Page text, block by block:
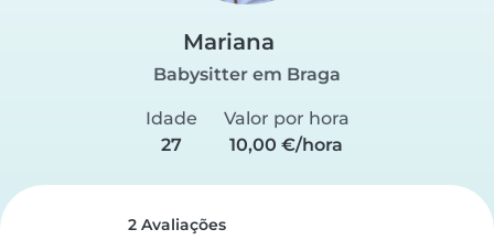
Mariana
Babysitter em Braga
Idade
27
Valor por hora
10,00 €/hora
2 Avaliações